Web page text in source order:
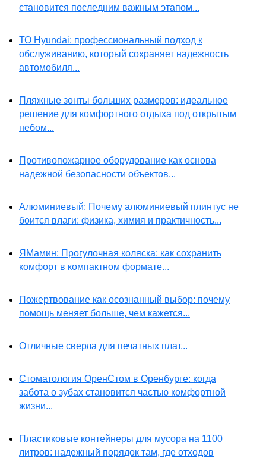
становится последним важным этапом...
ТО Hyundai: профессиональный подход к
обслуживанию, который сохраняет надежность
автомобиля...
Пляжные зонты больших размеров: идеальное
решение для комфортного отдыха под открытым
небом...
Противопожарное оборудование как основа
надежной безопасности объектов...
Алюминиевый: Почему алюминиевый плинтус не
боится влаги: физика, химия и практичность...
ЯМамин: Прогулочная коляска: как сохранить
комфорт в компактном формате...
Пожертвование как осознанный выбор: почему
помощь меняет больше, чем кажется...
Отличные сверла для печатных плат...
Стоматология ОренСтом в Оренбурге: когда
забота о зубах становится частью комфортной
жизни...
Пластиковые контейнеры для мусора на 1100
литров: надежный порядок там, где отходов